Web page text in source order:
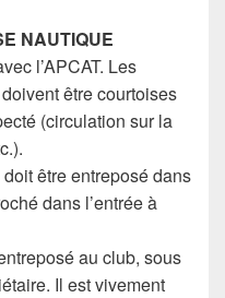
NAUTIQUE
l’APCAT. Les
être courtoises
(circulation sur la
être entreposé dans
dans l’entrée à
au club, sous
Il est vivement